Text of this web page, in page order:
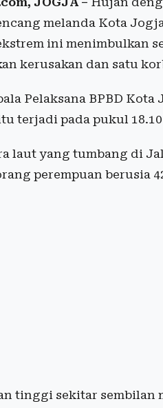
melanda Kota
ini menimbulkan
kerusakan dan satu
Pelaksana BPBD
terjadi pada pukul 18.10
laut yang tumbang di
perempuan berusia
tinggi sekitar sembilan